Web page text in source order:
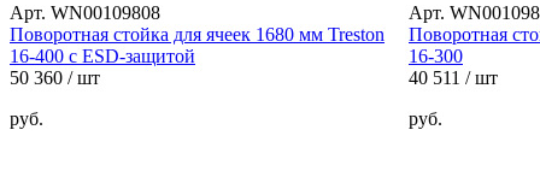
Арт. WN00109808
Поворотная стойка для ячеек 1680 мм Treston
16-400 с ESD-защитой
50 360 / шт
руб.
Арт.
Поворотная
16-300
40 511 / шт
руб.